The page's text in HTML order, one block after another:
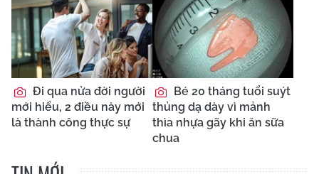
Đi qua nửa đời người
mới hiểu, 2 điều này mới
là thành công thực sự
Bé 20 tháng tuổi suýt
thủng dạ dày vì mảnh
thìa nhựa gãy khi ăn sữa
chua